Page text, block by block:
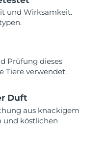
und Wirksamkeit.
Prüfung dieses
Tiere verwendet.
Duft
aus knackigem
und köstlichen
Erwartete Lieferung8/9/26
Erwartete Lieferung
Erwartete Lieferung8/16/26